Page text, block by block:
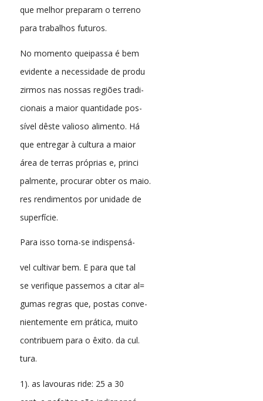
que melhor preparam o terreno
para trabalhos futuros.
No momento queipassa é bem
evidente a necessidade de produ
zirmos nas nossas regiões tradi-
cionais a maior quantidade pos-
sível dêste valioso alimento. Há
que entregar à cultura a maior
área de terras próprias e, princi
palmente, procurar obter os maio.
res rendimentos por unidade de
superfície.
Para isso torna-se indispensá-
vel cultivar bem. E para que tal
se verifique passemos a citar al=
gumas regras que, postas conve-
nientemente em prática, muito
contribuem para o êxito. da cul.
tura.
1). as lavouras ride: 25 a 30